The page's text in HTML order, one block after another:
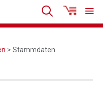
> Stammdaten